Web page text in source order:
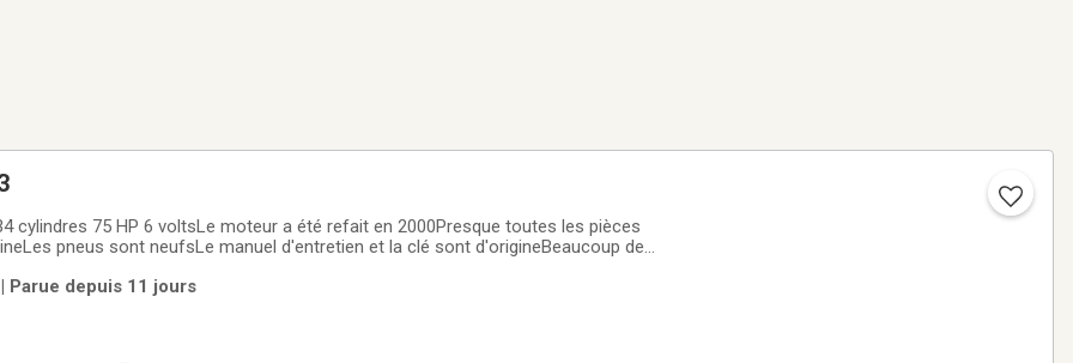
pneus sont neufsLe manuel d'entretien et la clé sont d'origineBeaucoup de
Parue depuis 11 jours